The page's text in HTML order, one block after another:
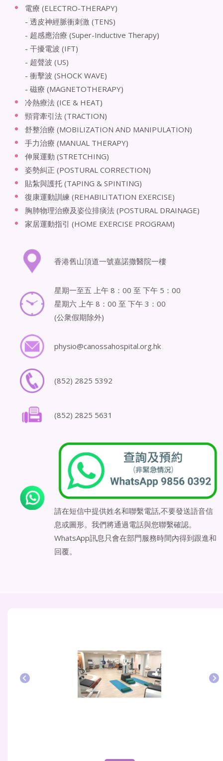
電療 (ELECTRO-THERAPY)
- 透皮神經脈衝刺激 (TENS)
- 超感應治療 (Super-Inductive Therapy)
- 干擾電波 (IFT)
- 超聲波 (US)
- 衝擊波 (SHOCK WAVE)
- 磁療 (MAGNETOTHERAPY)
冷熱療法 (ICE & HEAT)
頸背牽引法 (TRACTION)
舒整治療 (MOBILIZATION AND MANIPULATION)
手力治療 (MANUAL THERAPY)
伸展運動 (STRETCHING)
姿勢糾正 (POSTURAL CORRECTION)
貼紮與護托 (TAPING & SPINTING)
復康運動訓練 (REHABILITATION EXERCISE)
胸肺物理治療及姿位排痰法 (POSTURAL DRAINAGE)
家居運動指引 (HOME EXERCISE PROGRAM)
香港舊山頂道一號嘉諾撒醫院一樓
星期一至五 上午 8：00 至 下午 5：00
星期六 上午 8：00 至 下午 3：00
(公衆假期除外)
physio@canossahospital.org.hk
(852) 2825 5392
(852) 2825 5631
請在短信中提供姓名和聯繫電話,不要發送語音信
息或圖形。我們將通過電話與您聯繫確認。
WhatsApp訊息只會在部門服務時間內得到跟進和
回覆。